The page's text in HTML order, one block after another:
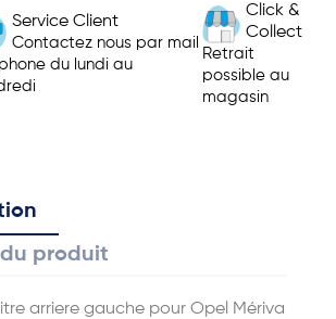
Service Client
Contactez nous par mail
du lundi au
Click &
Collect
Retrait
possible au
magasin
produit
arriere gauche pour Opel Mériva